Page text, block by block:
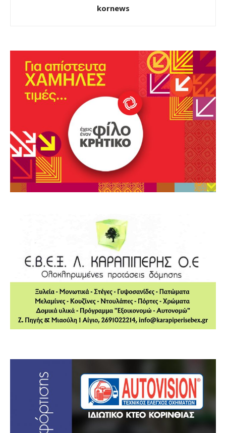
kornews